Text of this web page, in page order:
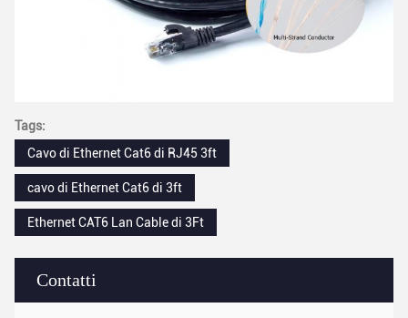
Contatti
Tags:
Cavo di Ethernet Cat6 di RJ45 3ft
cavo di Ethernet Cat6 di 3ft
Ethernet CAT6 Lan Cable di 3Ft